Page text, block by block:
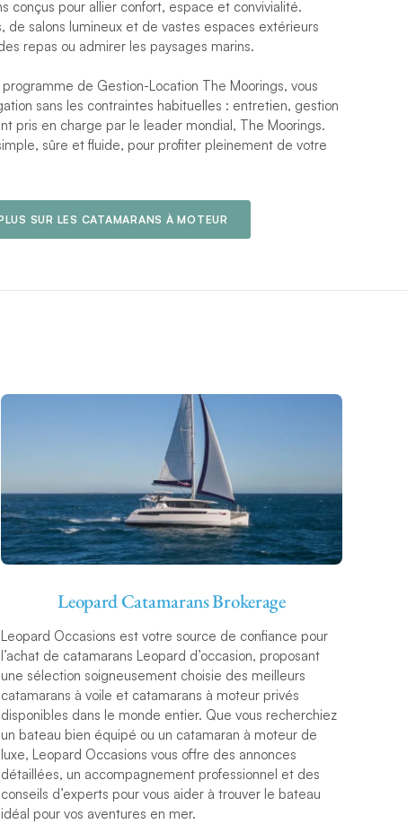
conçus pour allier confort, espace et convivialité.
de salons lumineux et de vastes espaces extérieurs
repas ou admirer les paysages marins.
de Gestion-Location The Moorings, vous
sans les contraintes habituelles : entretien, gestion
pris en charge par le leader mondial, The Moorings.
sûre et fluide, pour profiter pleinement de votre
SUR LES CATAMARANS À MOTEUR
Leopard Catamarans Brokerage
Leopard Occasions est votre source de confiance pour
l’achat de catamarans Leopard d’occasion, proposant
une sélection soigneusement choisie des meilleurs
catamarans à voile et catamarans à moteur privés
disponibles dans le monde entier. Que vous recherchiez
un bateau bien équipé ou un catamaran à moteur de
luxe, Leopard Occasions vous offre des annonces
détaillées, un accompagnement professionnel et des
conseils d’experts pour vous aider à trouver le bateau
idéal pour vos aventures en mer.